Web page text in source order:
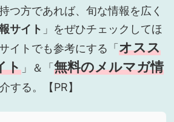
つ方であれば、旬な情報を広く
サイト 」をぜひチェックしてほ
イトでも参考にする「 オスス
ト 」＆「 無料のメルマガ情
する。【PR】